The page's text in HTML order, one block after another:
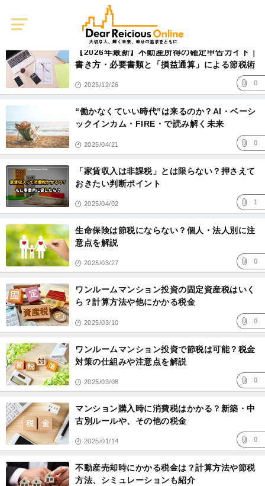
ライフプラン
【2026年最新】不動産所得の確定申告ガイド｜
書き方・必要書類と「損益通算」による節税術
2025/12/26 0
“働かなくていい時代”は来るのか？AI・ベーシ
ックインカム・FIRE・で読み解く未来
2025/04/21 0
「家賃収入は非課税」とは限らない？押さえて
おきたい判断ポイント
2025/04/02 1
生命保険は節税にならない？個人・法人別に注
意点を解説
2025/03/27 0
ワンルームマンション投資の固定資産税はいく
ら？計算方法や他にかかる税金
2025/03/10 0
ワンルームマンション投資で節税は可能？税金
対策の仕組みや注意点を解説
2025/03/08 0
マンション購入時に消費税はかかる？新築・中
古別ルールや、その他の税金
2025/01/14 0
不動産売却時にかかる税金は？計算方法や節税
方法、シミュレーションも紹介